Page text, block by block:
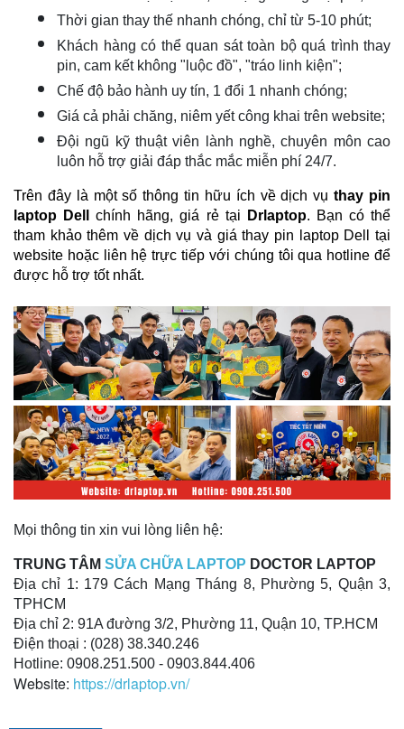
Thời gian thay thế nhanh chóng, chỉ từ 5-10 phút;
Khách hàng có thể quan sát toàn bộ quá trình thay
pin, cam kết không "luộc đồ", "tráo linh kiện";
Chế độ bảo hành uy tín, 1 đổi 1 nhanh chóng;
Giá cả phải chăng, niêm yết công khai trên website;
Đội ngũ kỹ thuật viên lành nghề, chuyên môn cao
luôn hỗ trợ giải đáp thắc mắc miễn phí 24/7.
Trên đây là một số thông tin hữu ích về dịch vụ thay pin
laptop Dell
chính hãng, giá rẻ tại Drlaptop. Bạn có thể
tham khảo thêm về dịch vụ và giá thay pin laptop Dell tại
website hoặc liên hệ trực tiếp với chúng tôi qua hotline để
được hỗ trợ tốt nhất.
Mọi thông tin xin vui lòng liên hệ:
TRUNG TÂM SỬA CHỮA LAPTOP DOCTOR LAPTOP
Địa chỉ 1: 179 Cách Mạng Tháng 8, Phường 5, Quận 3,
TPHCM
Địa chỉ 2: 91A đường 3/2, Phường 11, Quận 10, TP.HCM
Điện thoại : (028) 38.340.246
Hotline: 0908.251.500 - 0903.844.406
Website: https://drlaptop.vn/